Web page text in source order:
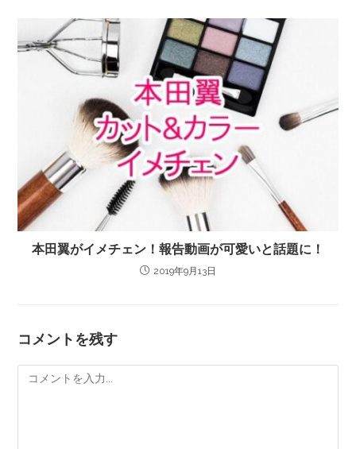
本田翼がイメチェン！報告動画が可愛いと話題に！
2019年9月13日
コメントを残す